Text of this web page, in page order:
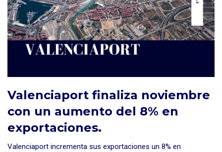
Valenciaport finaliza noviembre
con un aumento del 8% en
exportaciones.
Valenciaport incrementa sus exportaciones un 8% en